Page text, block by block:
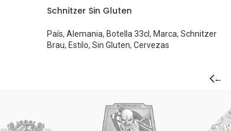
Schnitzer Sin Gluten
País, Alemania, Botella 33cl, Marca, Schnitzer
Brau, Estilo, Sin Gluten, Cervezas
←